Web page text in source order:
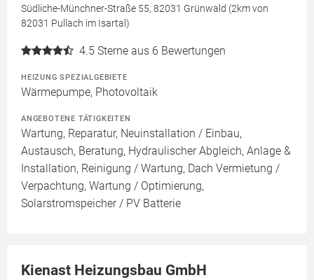
Südliche-Münchner-Straße 55, 82031 Grünwald (2km von
82031 Pullach im Isartal)
4.5 Sterne aus 6 Bewertungen
HEIZUNG SPEZIALGEBIETE
Wärmepumpe, Photovoltaik
ANGEBOTENE TÄTIGKEITEN
Wartung, Reparatur, Neuinstallation / Einbau,
Austausch, Beratung, Hydraulischer Abgleich, Anlage &
Installation, Reinigung / Wartung, Dach Vermietung /
Verpachtung, Wartung / Optimierung,
Solarstromspeicher / PV Batterie
Kienast Heizungsbau GmbH